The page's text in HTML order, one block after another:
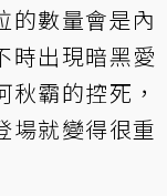
的數量會是內
時出現暗黑愛
秋霸的控死，
場就變得很重